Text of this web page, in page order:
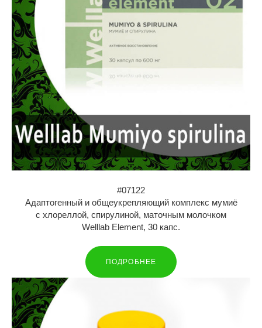
#07122
Адаптогенный и общеукрепляющий комплекс мумиё
с хлореллой, спирулиной, маточным молочком
Welllab Element, 30 капс.
ПОДРОБНЕЕ